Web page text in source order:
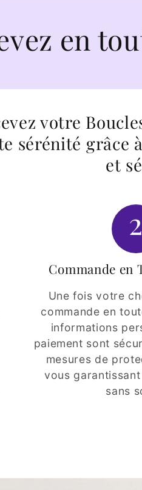
toute
votre
sérénité grâce
et
2
Commande en
Une fois votre
commande en
informations
paiement sont
mesures de
vous
sans